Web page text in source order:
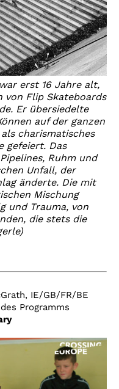
erst 16 Jahre alt,
von Flip Skateboards
Er übersiedelte
auf der ganzen
charismatisches
gefeiert. Das
Ruhm und
Unfall, der
änderte. Die mit
Mischung
und Trauma, von
die stets die
IE/GB/FR/BE
Programms